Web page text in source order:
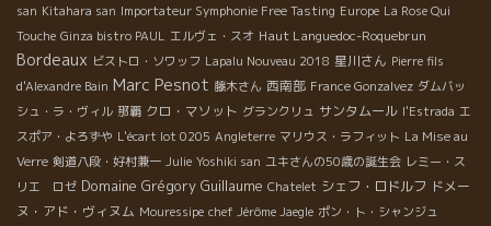
san Kitahara san Importateur Symphonie Free Tasting Europe La Rose Qui
Touche Ginza bistro PAUL エルヴェ・スオ Haut Languedoc-Roquebrun
Bordeaux ビストロ・ソワッフ Lapalu Nouveau 2018 星川さん Pierre fils
d'Alexandre Bain Marc Pesnot 藤木さん 西南部 France Gonzalvez ダムバッ
シュ・ラ・ヴィル 那覇 クロ・マソット グランクリュ サンタムール l'Estrada エ
スポア・よろずや L'écart lot 0205 Angleterre マリウス・ラフィット La Mise au
Verre 剣道八段・好村兼一 Julie Yoshiki san ユキさんの50歳の誕生会 レミー・ス
リエ ロゼ Domaine Grégory Guillaume Chatelet シェフ・ロドルフ ドメー
ヌ・アド・ヴィヌム Mouressipe chef Jérôme Jaegle ポン・ト・シャンジュ